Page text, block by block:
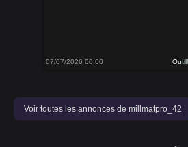
07/07/2026 00:00
Voir toutes les annonces de millmatpro_42